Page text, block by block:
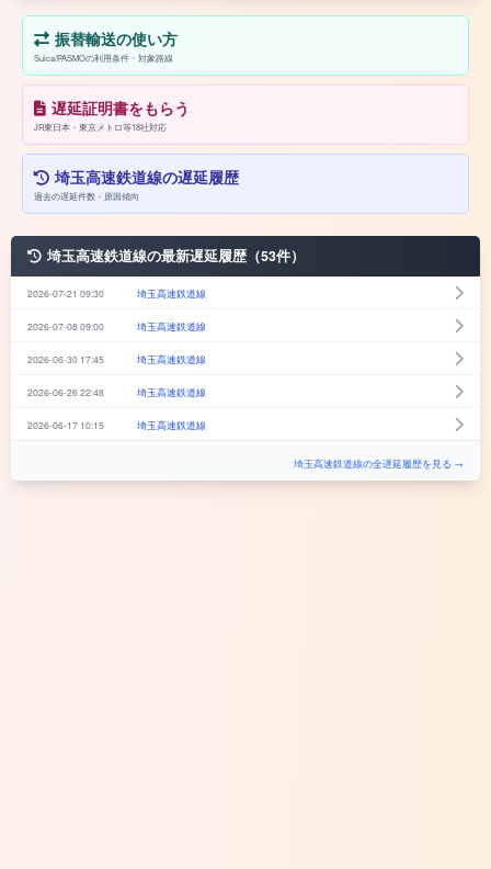
振替輸送の使い方
Suica/PASMOの利用条件・対象路線
遅延証明書をもらう
JR東日本・東京メトロ等18社対応
埼玉高速鉄道線の遅延履歴
過去の遅延件数・原因傾向
埼玉高速鉄道線の最新遅延履歴（53件）
2026-07-21 09:30 埼玉高速鉄道線
2026-07-08 09:00 埼玉高速鉄道線
2026-06-30 17:45 埼玉高速鉄道線
2026-06-26 22:48 埼玉高速鉄道線
2026-06-17 10:15 埼玉高速鉄道線
埼玉高速鉄道線の全遅延履歴を見る →